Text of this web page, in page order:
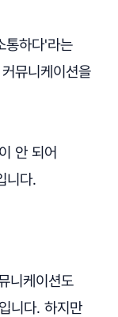
통하다'라는
뮤니케이션을
안 되어
니다.
니케이션도
니다. 하지만